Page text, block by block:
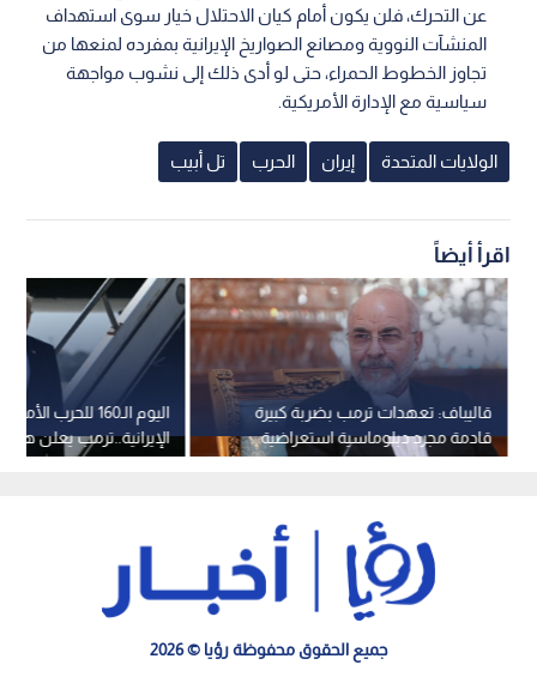
عن التحرك، فلن يكون أمام كيان الاحتلال خيار سوى استهداف
المنشآت النووية ومصانع الصواريخ الإيرانية بمفرده لمنعها من
تجاوز الخطوط الحمراء، حتى لو أدى ذلك إلى نشوب مواجهة
سياسية مع الإدارة الأمريكية.
الولايات المتحدة إيران الحرب تل أبيب
اقرأ أيضاً
اليوم الـ160 للحرب
الإيرانية..ترمب يعلن
والتصدي لأهداف
قاليباف: تعهدات ترمب بضربة كبيرة
قادمة مجرد دبلوماسية استعراضية
كاذبة
جميع الحقوق محفوظة رؤيا © 2026